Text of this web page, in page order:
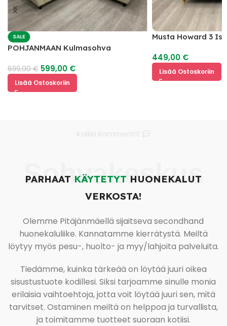
SALE
POHJANMAAN Kulmasohva
699,00€ 599,00 €
Lisää Ostoskoriin
Musta Howard 3
449,00 €
Lisää Ostoskoriin
Sohvakeskus
PARHAAT KÄYTETYT HUONEKALUT
VERKOSTA!
Olemme Pitäjänmäellä sijaitseva secondhand
huonekaluliike. Kannatamme kierrätystä. Meiltä
löytyy myös pesu-, huolto- ja myy/lahjoita palveluita.
Tiedämme, kuinka tärkeää on löytää juuri oikea
sisustustuote kodillesi. Siksi tarjoamme sinulle monia
erilaisia vaihtoehtoja, jotta voit löytää juuri sen, mitä
tarvitset. Ostaminen meiltä on helppoa ja turvallista,
ja toimitamme tuotteet suoraan kotiisi.